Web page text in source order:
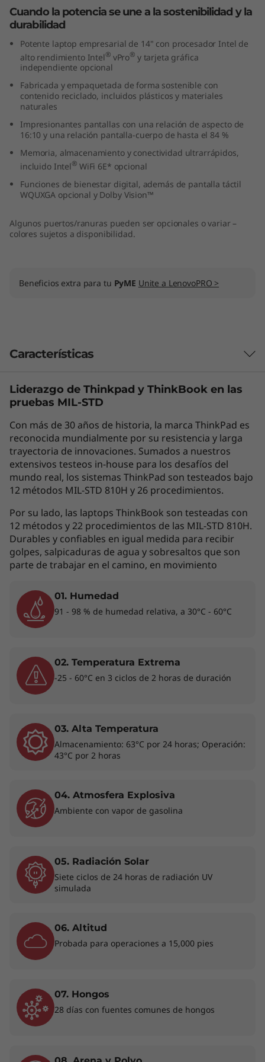
e
Cuando la potencia se une a la sostenibilidad y la
durabilidad
Potente laptop empresarial de 14" con procesador Intel de
alto rendimiento Intel® vPro® y tarjeta gráfica
independiente opcional
Fabricada y empaquetada de forma sostenible con
contenido reciclado, incluidos plásticos y materiales
naturales
Impresionantes pantallas con una relación de aspecto de
16:10 y una relación pantalla-cuerpo de hasta el 84 %
Memoria, almacenamiento y conectividad ultrarrápidos,
incluido Intel® WiFi 6E* opcional
Funciones de bienestar digital, además de pantalla táctil
WQUXGA opcional y Dolby Vision™
Algunos puertos/ranuras pueden ser opcionales o variar –
colores sujetos a disponibilidad.
Beneficios extra para tu PyME Unite a LenovoPRO >
Características
Los accesorios exhibidos no están incluidos
Las características de cada producto pueden
variar según el país de adquisición del mismo,
por lo que la siguiente descripción no debe ser
interpretada como un compromiso
contractual. Te invitamos a revisar las
características específicas para cada producto
antes de realizar la compra online en la sección
'Ver Modelos' de esta misma página, o con un
asesor de ventas si es en una tienda física.
Teclado retroiluminado opcional y algunos puertos/ranuras pueden ser
opcionales o variar - colores sujetos a disponibilidad.
Trabaja en cualquier lugar y a cualquier
hora
Intel vPro ®con procesadores Intel
vPro ®
tarjetas gráficas independientes opcionales,
incluido Intel®Iris®X ey NVIDIA®GeForce
RTX™, esta laptop puede llevar tu
donde te lleve la vida.
Liderazgo de Thinkpad y ThinkBook en las
pruebas MIL-STD
Con más de 30 años de historia, la marca ThinkPad es
reconocida mundialmente por su resistencia y larga
trayectoria de innovaciones. Sumados a nuestros
extensivos testeos in-house para los desafíos del
mundo real, los sistemas ThinkPad son testeados bajo
12 métodos MIL-STD 810H y 26 procedimientos.
Por su lado, las laptops ThinkBook son testeadas con
12 métodos y 22 procedimientos de las MIL-STD 810H.
Durables y confiables en igual medida para recibir
golpes, salpicaduras de agua y sobresaltos que son
parte de trabajar en el camino, en movimiento
01. Humedad
91 - 98 % de humedad relativa, a 30°C - 60°C
02. Temperatura Extrema
-25 - 60°C en 3 ciclos de 2 horas de duración
03. Alta Temperatura
Almacenamiento: 63°C por 24 horas; Operación:
43°C por 2 horas
04. Atmosfera Explosiva
Ambiente con vapor de gasolina
05. Radiación Solar
Siete ciclos de 24 horas de radiación UV
simulada
06. Altitud
Probada para operaciones a 15,000 pies
07. Hongos
28 días con fuentes comunes de hongos